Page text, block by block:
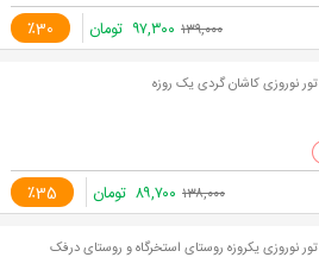
٪30 ۱۳۹,۰۰۰ ۹۷,۳۰۰ تومان
تور نوروزی کاشان گردی یک روزه
٪35 ۱۳۸,۰۰۰ ۸۹,۷۰۰ تومان
تور نوروزی یکروزه روستای استخرگاه و روستای درفک